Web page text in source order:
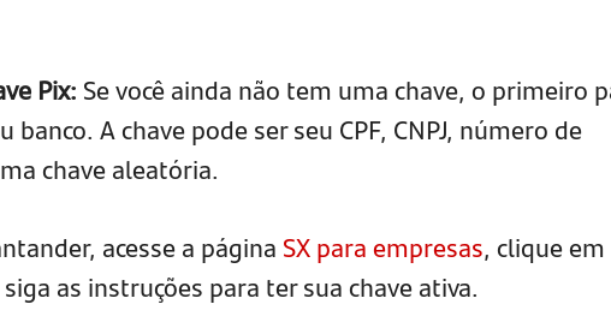
Pix: Se você ainda não tem uma chave, o primeiro
banco. A chave pode ser seu CPF, CNPJ, número de
chave aleatória.
acesse a página SX para empresas, clique em
as instruções para ter sua chave ativa.